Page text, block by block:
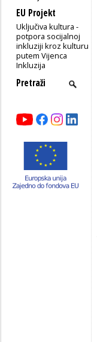
EU Projekt
Uključiva kultura -
potpora socijalnoj
inkluziji kroz kulturu
putem Vijenca
Inkluzija